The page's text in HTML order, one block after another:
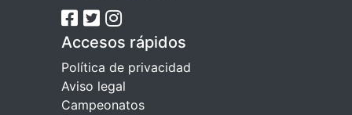
Accesos rápidos
Política de privacidad
Aviso legal
Campeonatos